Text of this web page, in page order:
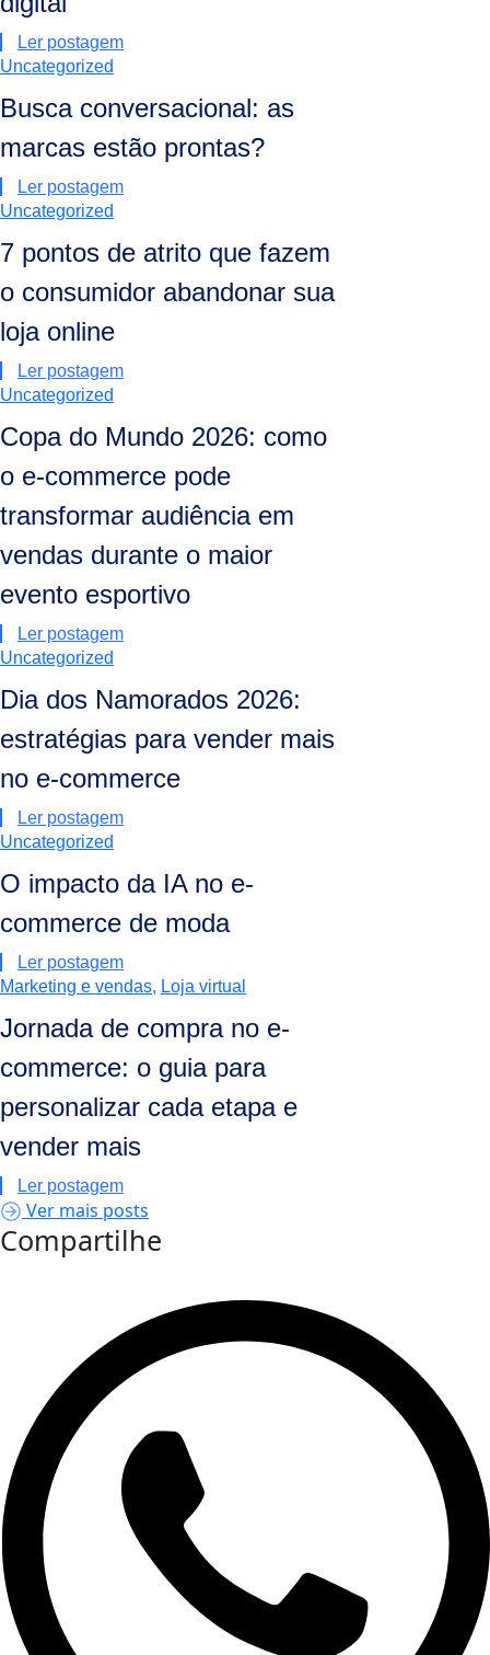
Ler postagem
Uncategorized
Busca conversacional: as
marcas estão prontas?
Ler postagem
Uncategorized
7 pontos de atrito que fazem
o consumidor abandonar sua
loja online
Ler postagem
Uncategorized
Copa do Mundo 2026: como
o e-commerce pode
transformar audiência em
vendas durante o maior
evento esportivo
Ler postagem
Uncategorized
Dia dos Namorados 2026:
estratégias para vender mais
no e-commerce
Ler postagem
Uncategorized
O impacto da IA no e-
commerce de moda
Ler postagem
Marketing e vendas, Loja virtual
Jornada de compra no e-
commerce: o guia para
personalizar cada etapa e
vender mais
Ler postagem
Ver mais posts
Compartilhe